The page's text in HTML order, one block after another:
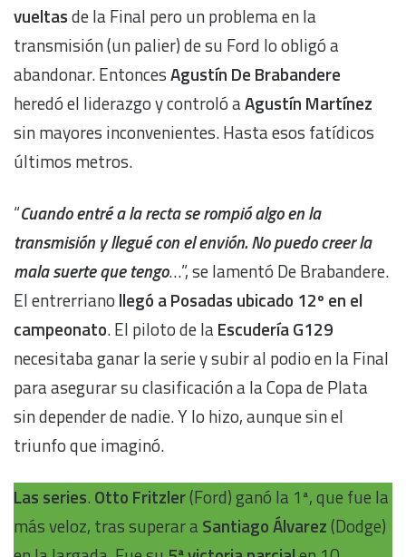
vueltasde la Final pero un problema en la
transmisión (un palier) de su Ford lo obligó a
abandonar. EntoncesAgustín De Brabandere
heredó el liderazgo y controló aAgustín Martínez
sin mayores inconvenientes. Hasta esos fatídicos
últimos metros.
“Cuando entré a la recta se rompió algo en la
transmisión y llegué con el envión. No puedo creer la
mala suerte que tengo…”, se lamentó De Brabandere.
El entrerriano llegó a Posadas ubicado 12º en el
campeonato. El piloto de laEscudería G129
necesitaba ganar la serie y subir al podio en la Final
para asegurar su clasificación a la Copa de Plata
sin depender de nadie. Y lo hizo, aunque sin el
triunfo que imaginó.
Las series. Otto Fritzler(Ford) ganó la 1ª, que fue la
más veloz, tras superar a Santiago Álvarez(Dodge)